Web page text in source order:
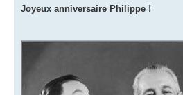
Joyeux anniversaire Philippe !